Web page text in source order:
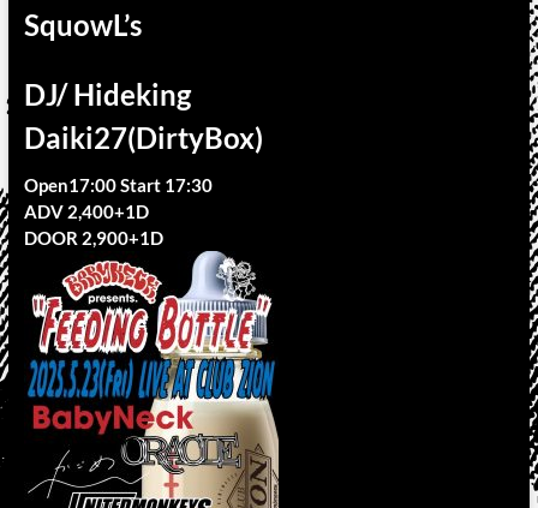
SquowL’s
DJ/ Hideking
Daiki27(DirtyBox)
Open17:00 Start 17:30
ADV 2,400+1D
DOOR 2,900+1D